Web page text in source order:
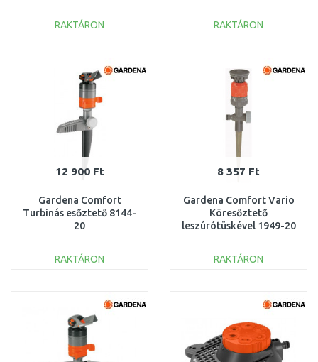
RAKTÁRON
Összehasonlítás
RAKTÁRON
Összehasonlítás
12 900 Ft
Gardena Comfort
Turbinás esőztető 8144-
20
RAKTÁRON
Összehasonlítás
8 357 Ft
Gardena Comfort Vario
Köresőztető
leszúrótüskével 1949-20
RAKTÁRON
Összehasonlítás